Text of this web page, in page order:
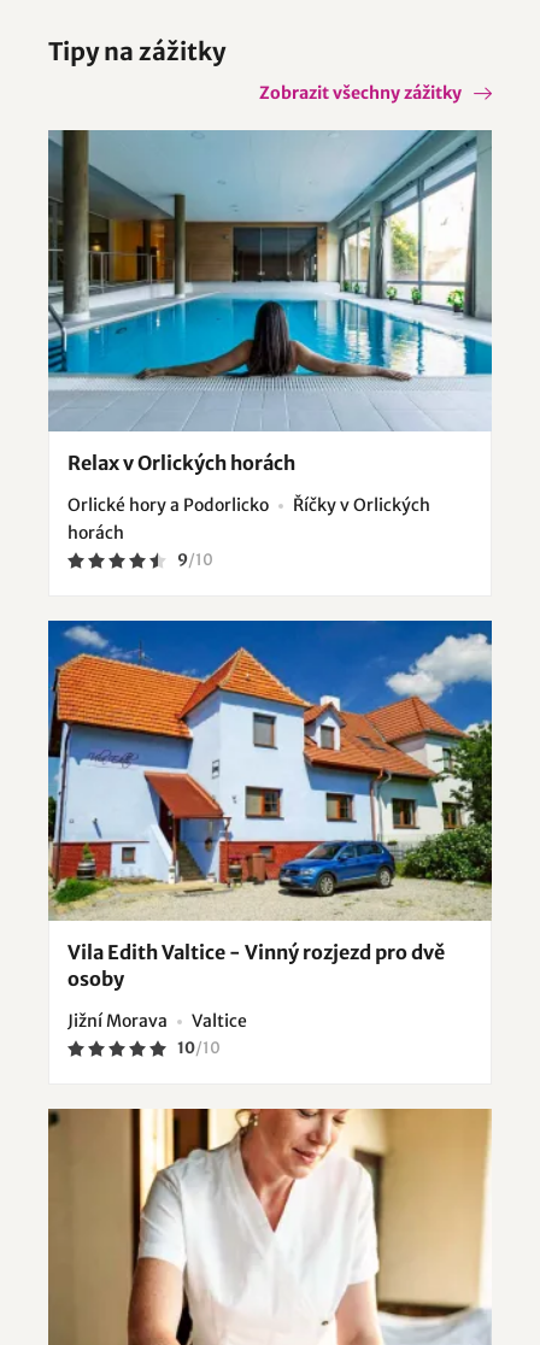
Západní Čechy
České Středohoří a Žatecko
Orlické hory a Podorlicko
Tipy na zážitky
Zobrazit všechny zážitky
Relax v Orlických horách
Orlické hory a Podorlicko
Říčky v Orlických
horách
9/10
Vila Edith Valtice - Vinný rozjezd pro dvě
osoby
Jižní Morava Valtice
10/10